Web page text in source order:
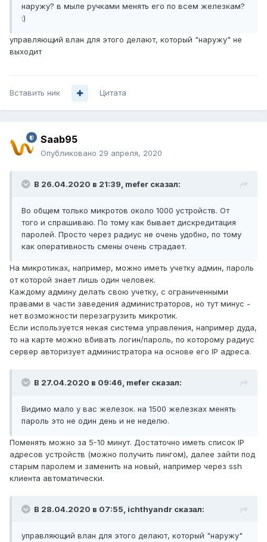
наружу? в мыле ручками менять его по всем железкам?
:)
управляющий влан для этого делают, который "наружу" не
выходит
Вставить ник Цитата
Saab95
Опубликовано 29 апреля, 2020
В 26.04.2020 в 21:39, mefer сказал:
Во общем только микротов около 1000 устройств. От
того и спрашиваю. По тому как бывает дискредитация
паролей. Просто через радиус не очень удобно, по тому
как оперативность смены очень страдает.
На микротиках, например, можно иметь учетку админ, пароль
от которой знает лишь один человек.
Каждому админу делать свою учетку, с ограниченными
правами в части заведения администраторов, но тут минус -
нет возможности перезагрузить микротик.
Если используется некая система управления, например дуда,
то на карте можно вбивать логин/пароль, по которому радиус
сервер авторизует администратора на основе его IP адреса.
В 27.04.2020 в 09:46, mefer сказал:
Видимо мало у вас железок. на 1500 железках менять
пароль это не один день и не неделю.
Поменять можно за 5-10 минут. Достаточно иметь список IP
адресов устройств (можно получить пингом), далее зайти под
старым паролем и заменить на новый, например через ssh
клиента автоматически.
В 28.04.2020 в 07:55, ichthyandr сказал:
управляющий влан для этого делают, который "наружу"